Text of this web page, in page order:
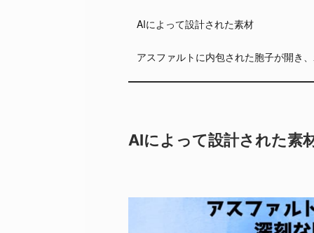
AIによって設計された素材
アスファルトに内包された胞子が開き
AIによって設計された素